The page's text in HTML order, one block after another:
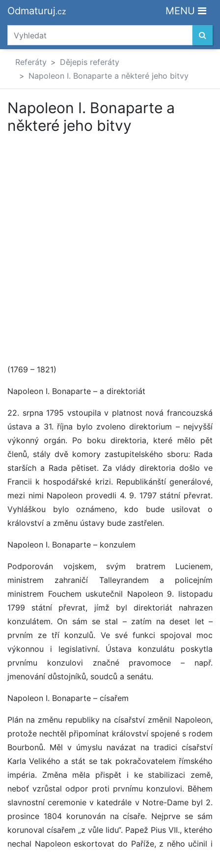
Odmaturuj.cz MENU
Referáty
Dějepis referáty
Napoleon I. Bonaparte a některé jeho bitvy
Napoleon I. Bonaparte a
některé jeho bitvy
(1769 – 1821)
Napoleon I. Bonaparte – a direktoriát
22. srpna 1795 vstoupila v platnost nová francouzská
ústava a 31. října bylo zvoleno direktorium – nejvyšší
výkonný orgán. Po boku direktoria, které mělo pět
členů, stály dvě komory zastupitelského sboru: Rada
starších a Rada pětiset. Za vlády direktoria došlo ve
Francii k hospodářské krizi. Republikánští generálové,
mezi nimi Napoleon provedli 4. 9. 1797 státní převrat.
Vyhláškou bylo oznámeno, kdo bude usilovat o
království a změnu ústavy bude zastřelen.
Napoleon I. Bonaparte – konzulem
Podporován vojskem, svým bratrem Lucienem,
ministrem zahraničí Talleyrandem a policejním
ministrem Fouchem uskutečnil Napoleon 9. listopadu
1799 státní převrat, jímž byl direktoriát nahrazen
konzulátem. On sám se stal – zatím na deset let –
prvním ze tří konzulů. Ve své funkci spojoval moc
výkonnou i legislativní. Ústava konzulátu poskytla
prvnímu konzulovi značné pravomoce – např.
jmenování důstojníků, soudců a senátu.
Napoleon I. Bonaparte – císařem
Plán na změnu republiky na císařství změnil Napoleon,
protože nechtěl připomínat království spojené s rodem
Bourbonů. Měl v úmyslu navázat na tradici císařství
Karla Velikého a stát se tak pokračovatelem římského
impéria. Změna měla přispět i ke stabilizaci země,
neboť vzrůstal odpor proti prvnímu konzulovi. Během
slavnostní ceremonie v katedrále v Notre-Dame byl 2.
prosince 1804 korunován na císaře. Nejprve se sám
korunoval císařem „z vůle lidu“. Papež Pius VII., kterého
nechal Napoleon eskortovat do Paříže, z něho učinil i